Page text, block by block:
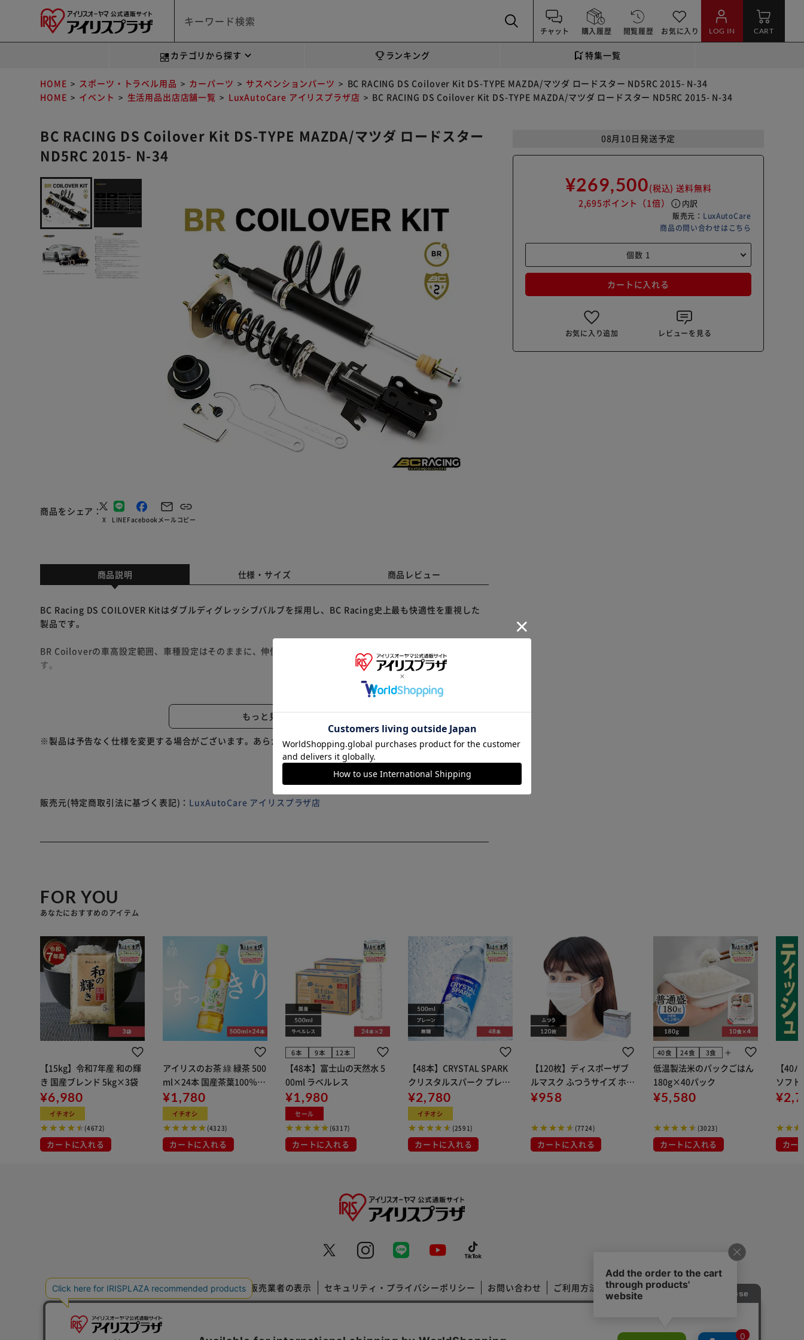
チャット 購入履歴 閲覧履歴 お気に入り LOG IN CART
カテゴリから探す ランキング 特集一覧
HOME スポーツ・トラベル用品 カーパーツ サスペンションパーツ
BC RACING DS Coilover Kit DS-TYPE MAZDA/マツダ ロードスター ND5RC 2015- N-34
HOME
イベント 生活用品出店店舗一覧 LuxAutoCare アイリスプラザ店 BC RACING DS Coilover Kit DS-TYPE MAZDA/マツダ ロードスター ND5RC 2015- N-34
BC RACING DS Coilover Kit DS-TYPE MAZDA/マツダ ロードスター
ND5RC 2015- N-34
商品をシェア
X LINEFacebook メールコピー
08月10日発送予定
¥269,500(税込) 送料無料
2,695ポイント （1倍） info 内訳
販売元： LuxAutoCare
商品の問い合わせはこちら
カートに入れる
お気に入り追加 レビューを見る
商品説明 仕様・サイズ 商品レビュー
BC Racing DS COILOVER Kitはダブルディグレッシブバルブを採用し、BC Racing史上最も快適性を重視した
製品です。
BR Coiloverの車高設定範囲、車種設定はそのままに、伸側、縮側共にディグレッシブ特性を実現しておりま
す。
低速域から減衰力を立ち上げる事でいわゆる街乗りでの段差やギャップ等の落下Gを軽減させ、高速で上がりす
ぎる減衰力をカットする事で快適性を実現しております。
これまでの各国におけるレース活動コンテスト、またユーザーの意見を参考にし、日本の道路事情に合わせた乗
り味を追求致しました。
・ダブル・ディグレッシブバルブ採用
・バンプラバー、ダストブーツ、車高調整用専用レンチ付属
・ストラット式にはベベルエッジロックリング方式を採用
・ベアリング付アッパーシート付属（ストラット式フロント）
・一年保証付
・スプリングレート変更可能:左右10,000円(税別)
・スプリング形状により不可能な場合がございますので、ご購入前に販売店様にお問い合わせください。
※ER,HM,ZR COILOVERはSpring Rateが異なる場合があります。詳細は適合表をクリックし御確認ください。
※弊社製品は車種問わず電子制御式サスペンションの場合別途キャンセラーが必要です。
ホームページ適合表http://hybrid-air.jp/bcracing/list/applicationlist.htmlを参照の上適合確認してくださ
品番」を記載しお問合せください。
国産車の場合は「型式」「年式」「車体番号」「類別区分番号」「型式指定番号」「純正品番」を記載しお問合
せください。
もっと見る
※製品は予告なく仕様を変更する場合がございます。あらかじめご了承ください。
販売元(特定商取引法に基づく表記)： LuxAutoCare アイリスプラザ店
FOR YOU
あなたにおすすめのアイテム
【15kg】令和7年産 和の輝
き 国産ブレンド 5kg×3袋
¥6,980
イチオシ
(4672)
カートに入れる
アイリスのお茶 綠 緑茶 500
ml×24本 国産茶葉100％使
用
¥1,780
イチオシ
(4323)
カートに入れる
6本 9本 12本
【48本】富士山の天然水 5
00ml ラベルレス
¥1,980
セール
(6317)
カートに入れる
【48本】CRYSTAL SPARK
クリスタルスパーク プレー
ン 500ml
¥2,780
イチオシ
(2591)
カートに入れる
【120枚】ディスポーザブ
ルマスク ふつうサイズ ホワ
イト 大容量 DISPOSABLE
布
¥958
(7724)
カートに入れる
40食 24食 3食 add
低温製法米のパックごはん
180g×40パック
¥5,580
(3023)
カートに入れる
【40
ソフ
組) 5
カー
特定商取引法に基づく通信販売業者の表示 セキュリティ・プライバシーポリシー お問い合わせ ご利用方法 ご利用規約
※ご確認ください